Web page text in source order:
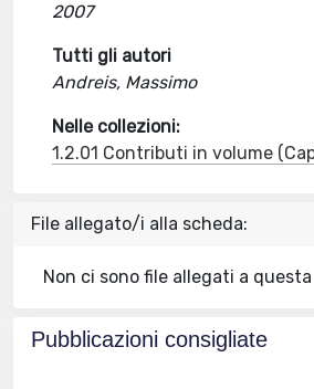
2007
Tutti gli autori
Andreis, Massimo
Nelle collezioni:
1.2.01 Contributi in volume
File allegato/i alla scheda:
Non ci sono file allegati a
Pubblicazioni consigliate